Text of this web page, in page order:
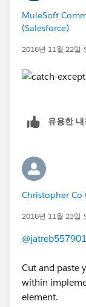
MuleSoft
(Salesforce)
2016년 11월 22일
유용한
Christopher Co
2016년 11월 23일
@jatreb557901
Cut and paste
within
element.